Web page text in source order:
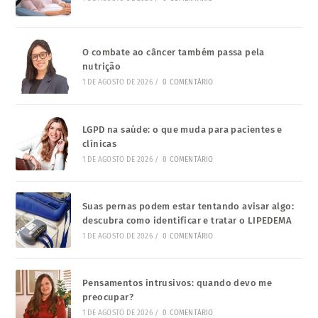
O combate ao câncer também passa pela
nutrição
1 DE AGOSTO DE 2026 / 0 COMENTÁRIO
LGPD na saúde: o que muda para pacientes e
clínicas
1 DE AGOSTO DE 2026 / 0 COMENTÁRIO
Suas pernas podem estar tentando avisar algo:
descubra como identificar e tratar o LIPEDEMA
1 DE AGOSTO DE 2026 / 0 COMENTÁRIO
Pensamentos intrusivos: quando devo me
preocupar?
1 DE AGOSTO DE 2026 / 0 COMENTÁRIO